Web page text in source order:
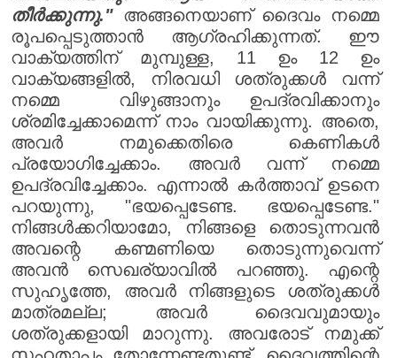
തീർക്കുന്നു." അങ്ങനെയാണ് ദൈവം നമ്മെ
രൂപപ്പെടുത്താൻ ആഗ്രഹിക്കുന്നത്. ഈ
വാക്യത്തിന് മുമ്പുള്ള, 11 ഉം 12 ഉം
വാക്യങ്ങളിൽ, നിരവധി ശത്രുക്കൾ വന്ന്
നമ്മെ വിഴുങ്ങാനും ഉപദ്രവിക്കാനും
ശ്രമിച്ചേക്കാമെന്ന് നാം വായിക്കുന്നു. അതെ,
അവർ നമുക്കെതിരെ കെണികൾ
പ്രയോഗിച്ചേക്കാം. അവർ വന്ന് നമ്മെ
ഉപദ്രവിച്ചേക്കാം. എന്നാൽ കർത്താവ് ഉടനെ
പറയുന്നു, "ഭയപ്പെടേണ്ട. ഭയപ്പെടേണ്ട."
നിങ്ങൾക്കറിയാമോ, നിങ്ങളെ തൊടുന്നവൻ
അവന്റെ കണ്മണിയെ തൊടുന്നുവെന്ന്
അവൻ സെഖര്യാവിൽ പറഞ്ഞു. എന്റെ
സുഹൃത്തേ, അവർ നിങ്ങളുടെ ശത്രുക്കൾ
മാത്രമല്ല; അവർ ദൈവവുമായും
ശത്രുക്കളായി മാറുന്നു. അവരോട് നമുക്ക്